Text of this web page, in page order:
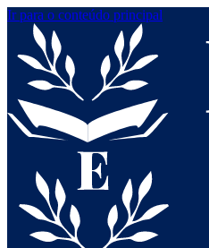
Ir para o conteúdo principal